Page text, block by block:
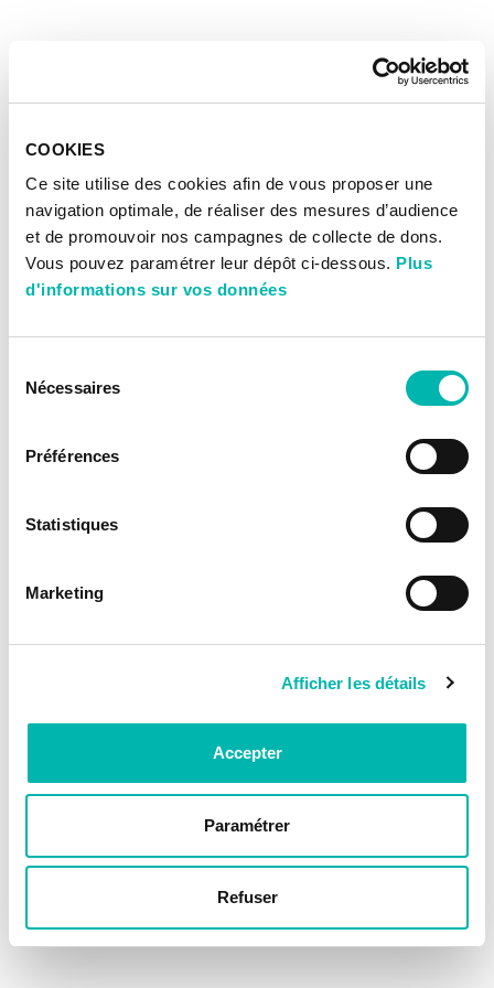
COOKIES
Ce site utilise des cookies afin de vous proposer une
navigation optimale, de réaliser des mesures d’audience
et de promouvoir nos campagnes de collecte de dons.
Vous pouvez paramétrer leur dépôt ci-dessous. Plus
d'informations sur vos données
Nécessaires
Préférences
Statistiques
Marketing
Afficher les détails
Accepter
Paramétrer
Refuser